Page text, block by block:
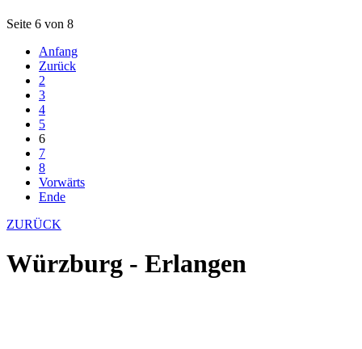
Seite 6 von 8
Anfang
Zurück
2
3
4
5
6
7
8
Vorwärts
Ende
ZURÜCK
Würzburg - Erlangen